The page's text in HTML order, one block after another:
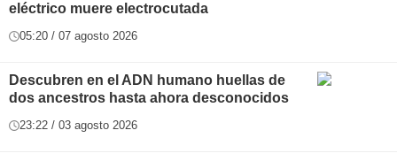
eléctrico muere electrocutada
05:20 / 07 agosto 2026
Descubren en el ADN humano huellas de
dos ancestros hasta ahora desconocidos
23:22 / 03 agosto 2026